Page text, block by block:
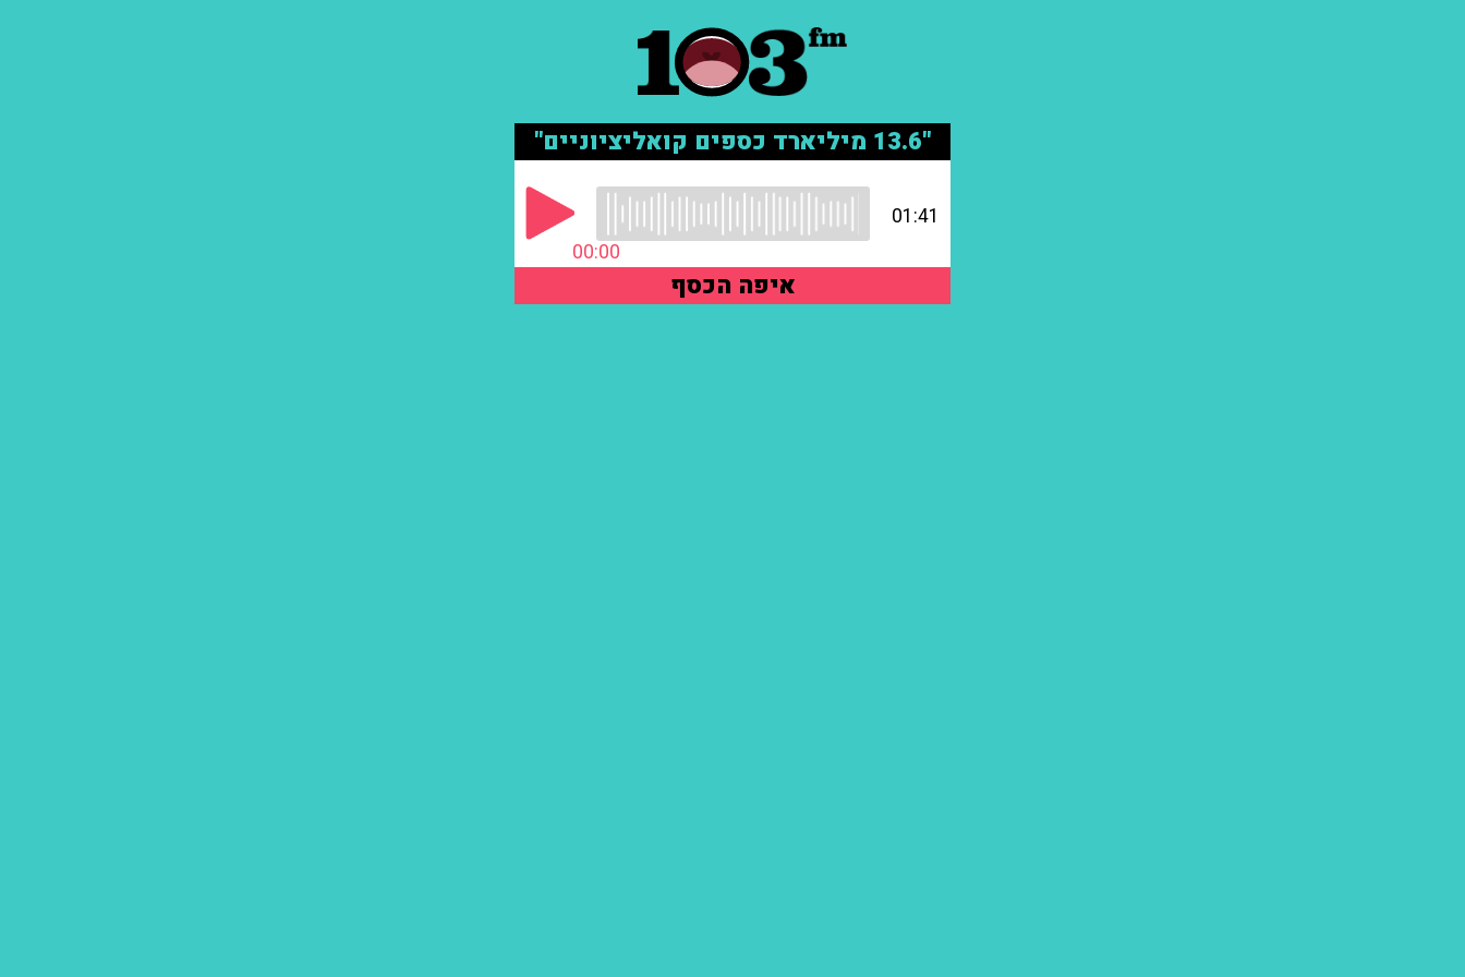
"13.6 מיליארד כספים קואליציוניים"
00:00
01:41
איפה הכסף